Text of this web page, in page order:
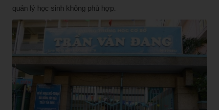
quản lý học sinh không phù hợp.